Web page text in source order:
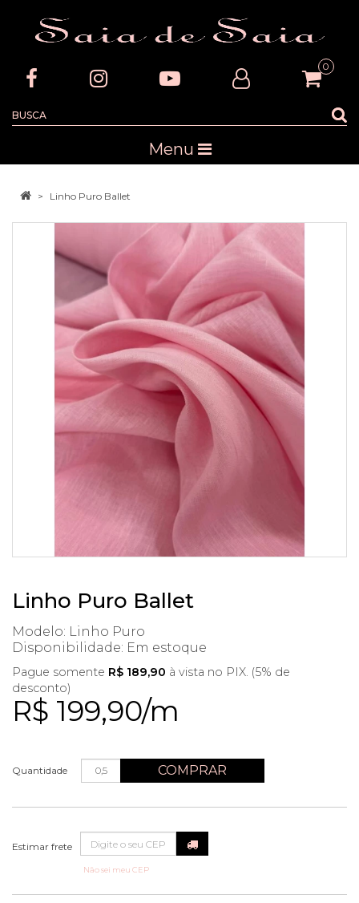
0
Menu
Linho Puro Ballet
Linho Puro Ballet
Modelo: Linho Puro
Disponibilidade: Em estoque
R$ 199,90/m
Pague somente R$ 189,90 à vista no PIX. (5% de
desconto)
Quantidade COMPRAR
Não sei meu CEP